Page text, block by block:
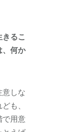
るこ
、何か
しな
も、
で用意